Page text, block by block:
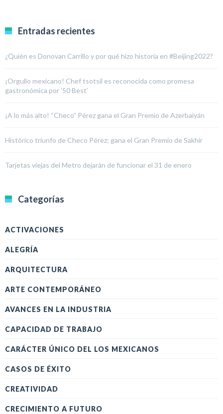
Entradas recientes
¿Quién es Donovan Carrillo y por qué hizo historia en #Beijing2022?
¡Orgullo mexicano! Chef tsotsil es reconocida como promesa
gastronómica por ’50 Best’
¡A lo más alto! “Checo” Pérez gana el Gran Premio de Azerbaiyán
Histórico triunfo de Checo Pérez; gana el Gran Premio de Sakhir
Tarjetas viejas del Metro dejarán de funcionar el 31 de enero
Categorías
ACTIVACIONES
ALEGRÍA
ARQUITECTURA
ARTE CONTEMPORÁNEO
AVANCES EN LA INDUSTRIA
CAPACIDAD DE TRABAJO
CARÁCTER ÚNICO DEL LOS MEXICANOS
CASOS DE ÉXITO
CREATIVIDAD
CRECIMIENTO A FUTURO